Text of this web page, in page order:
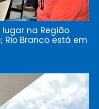
lugar na Região
Rio Branco está em